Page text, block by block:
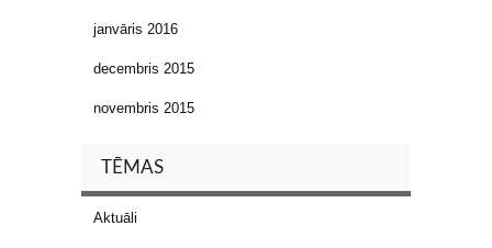
janvāris 2016
decembris 2015
novembris 2015
TĒMAS
Aktuāli